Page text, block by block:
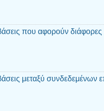
που αφορούν διάφορες
μεταξύ συνδεδεμένων